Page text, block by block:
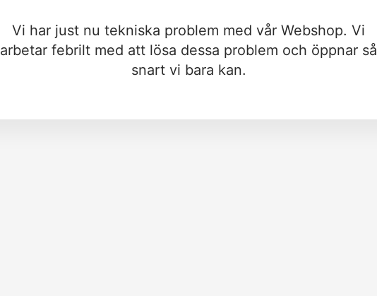
Vi har just nu tekniska problem med vår Webshop. Vi
arbetar febrilt med att lösa dessa problem och öppnar så
snart vi bara kan.